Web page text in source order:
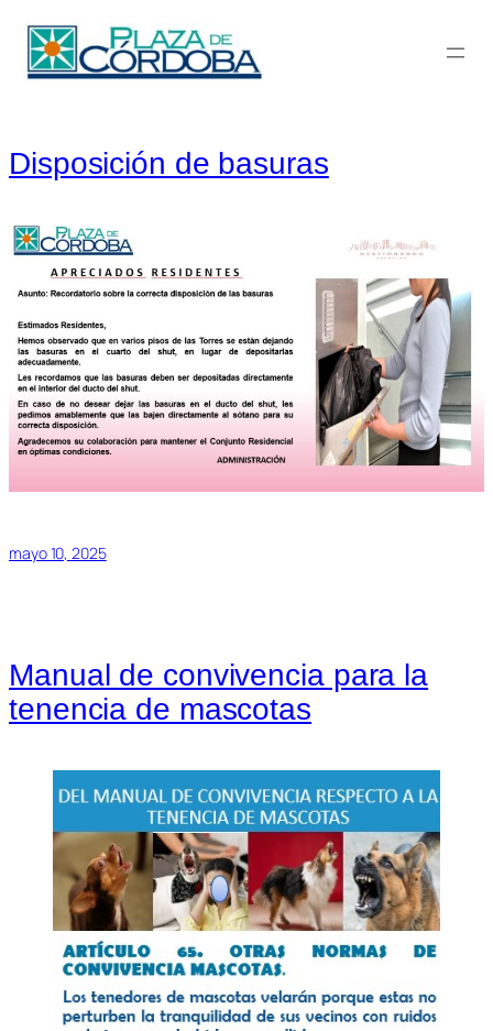
Saltar
Autor:villanueva.david@gmail.com
Disposición de basuras
mayo 10, 2025
Manual de convivencia para la
tenencia de mascotas